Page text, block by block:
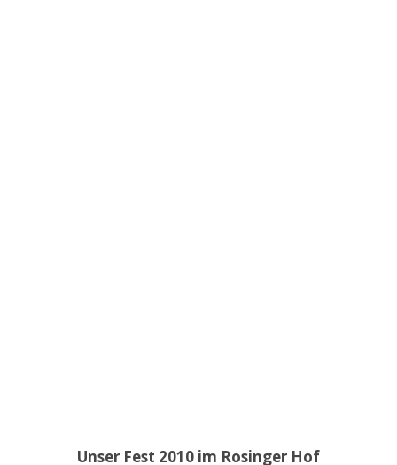
Unser Fest 2010 im Rosinger Hof